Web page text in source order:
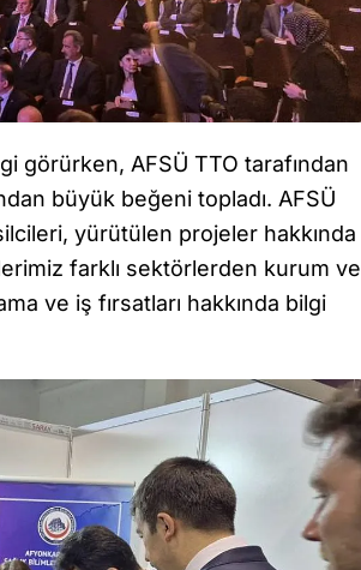
görürken, AFSÜ TTO tarafından
büyük beğeni topladı. AFSÜ
yürütülen projeler hakkında
farklı sektörlerden kurum ve
ve iş fırsatları hakkında bilgi